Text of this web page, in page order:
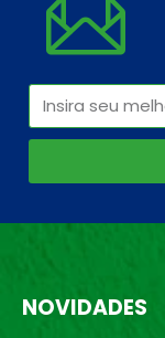
NOVIDADES